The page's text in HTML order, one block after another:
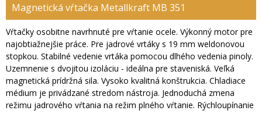
Magnetická vŕtačka Metallkraft MB 351
Vŕtačky osobitne navrhnuté pre vŕtanie ocele. Výkonný motor pre
najobtiažnejšie práce. Pre jadrové vrtáky s 19 mm weldonovou
stopkou. Stabilné vedenie vrtáka pomocou dlhého vedenia pinoly.
Uzemnenie s dvojitou izoláciu - ideálna pre staveniská. Veľká
magnetická prídržná sila. Vysoko kvalitná konštrukcia. Chladiace
médium je privádzané stredom nástroja. Jednoduchá zmena
režimu jadrového vŕtania na režim plného vŕtanie. Rýchloupínanie